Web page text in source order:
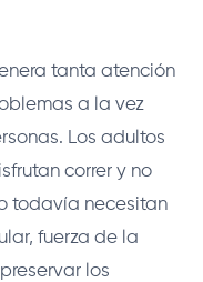
tanta atención
a la vez
Los adultos
correr y no
todavía necesitan
fuerza de la
los